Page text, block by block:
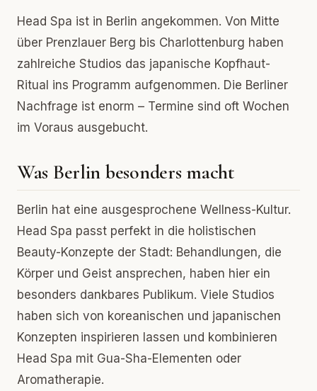
Head Spa ist in Berlin angekommen. Von Mitte
über Prenzlauer Berg bis Charlottenburg haben
zahlreiche Studios das japanische Kopfhaut-
Ritual ins Programm aufgenommen. Die Berliner
Nachfrage ist enorm – Termine sind oft Wochen
im Voraus ausgebucht.
Was Berlin besonders macht
Berlin hat eine ausgesprochene Wellness-Kultur.
Head Spa passt perfekt in die holistischen
Beauty-Konzepte der Stadt: Behandlungen, die
Körper und Geist ansprechen, haben hier ein
besonders dankbares Publikum. Viele Studios
haben sich von koreanischen und japanischen
Konzepten inspirieren lassen und kombinieren
Head Spa mit Gua-Sha-Elementen oder
Aromatherapie.